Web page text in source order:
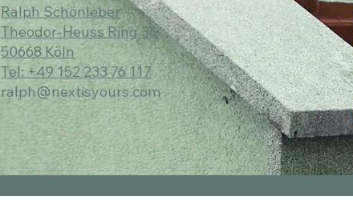
Ralph Schönleber
Theodor-Heuss Ring 36
50668 Köln
Tel: +49 152 233 76 117
ralph@nextisyours.com